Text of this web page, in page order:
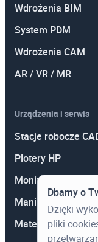
Wdrożenia BIM
System PDM
Wdrożenia CAM
AR / VR / MR
Urządzenia i serwis
Stacje robocze
Plotery HP
Monitory
Manipulatory 3D
Materiały
Dbamy o
Dzięki
pliki